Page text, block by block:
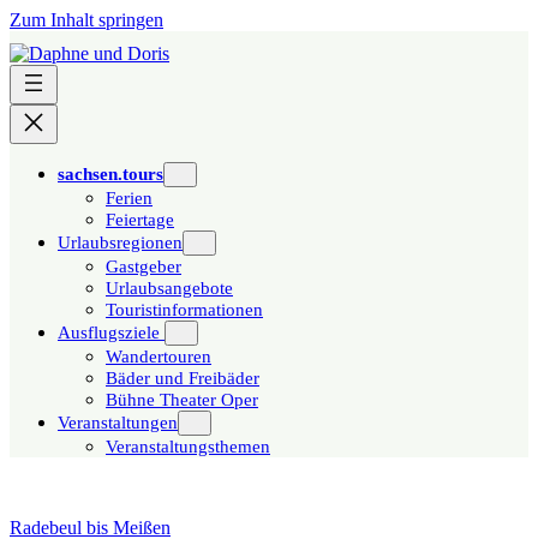
Zum Inhalt springen
sachsen.tours
Ferien
Feiertage
Urlaubsregionen
Gastgeber
Urlaubsangebote
Touristinformationen
Ausflugsziele
Wandertouren
Bäder und Freibäder
Bühne Theater Oper
Veranstaltungen
Veranstaltungsthemen
Radebeul bis Meißen